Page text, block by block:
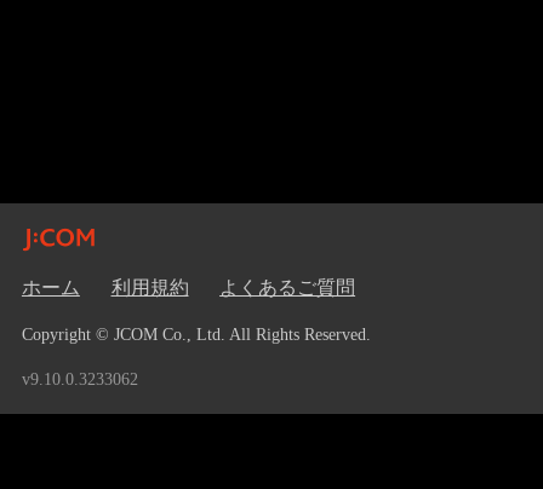
ホーム 利用規約 よくあるご質問
Copyright © JCOM Co., Ltd. All Rights Reserved.
v9.10.0.3233062